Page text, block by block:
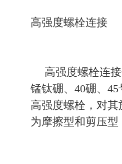
高强度螺栓连接
高强度螺栓连接
锰钛硼、40硼、
高强度螺栓，对
为摩擦型和剪压